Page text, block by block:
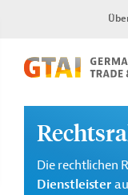
Die rechtlichen
Dienstleister